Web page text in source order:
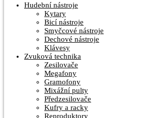
Hudební nástroje
Kytary
Bicí nástroje
Smyčcové nástroje
Dechové nástroje
Klávesy
Zvuková technika
Zesilovače
Megafony
Gramofony
Mixážní pulty
Předzesilovače
Kufry a racky
Reproduktory